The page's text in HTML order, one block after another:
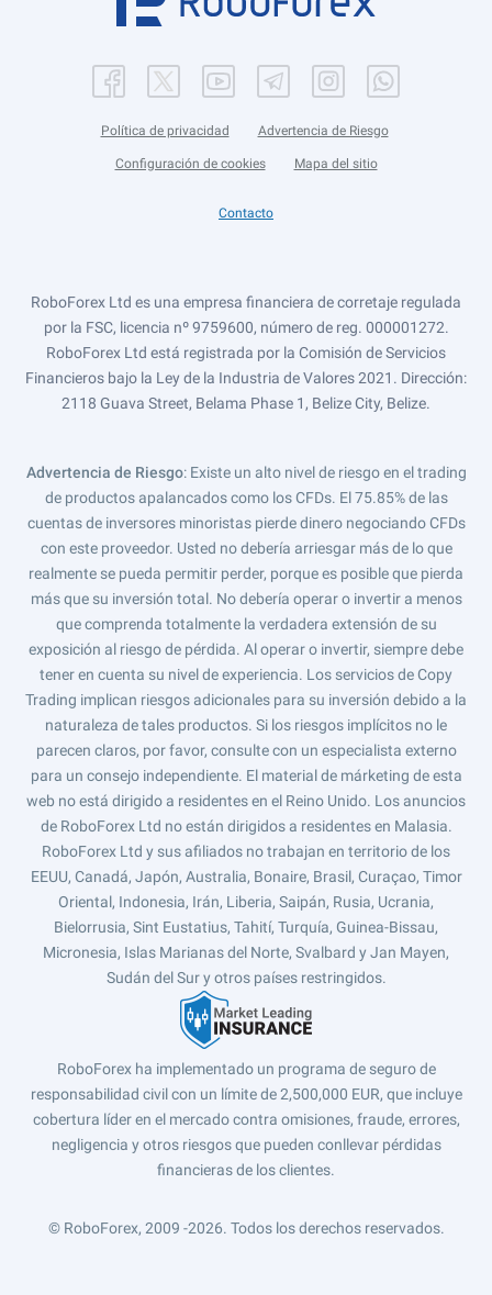
Política de privacidad Advertencia de Riesgo
Configuración de cookies Mapa del sitio
Contacto
RoboForex Ltd es una empresa financiera de corretaje regulada
por la FSC, licencia nº 9759600, número de reg. 000001272.
RoboForex Ltd está registrada por la Comisión de Servicios
Financieros bajo la Ley de la Industria de Valores 2021. Dirección:
2118 Guava Street, Belama Phase 1, Belize City, Belize.
Advertencia de Riesgo: Existe un alto nivel de riesgo en el trading
de productos apalancados como los CFDs. El 75.85% de las
cuentas de inversores minoristas pierde dinero negociando CFDs
con este proveedor. Usted no debería arriesgar más de lo que
realmente se pueda permitir perder, porque es posible que pierda
más que su inversión total. No debería operar o invertir a menos
que comprenda totalmente la verdadera extensión de su
exposición al riesgo de pérdida. Al operar o invertir, siempre debe
tener en cuenta su nivel de experiencia. Los servicios de Copy
Trading implican riesgos adicionales para su inversión debido a la
naturaleza de tales productos. Si los riesgos implícitos no le
parecen claros, por favor, consulte con un especialista externo
para un consejo independiente. El material de márketing de esta
web no está dirigido a residentes en el Reino Unido. Los anuncios
de RoboForex Ltd no están dirigidos a residentes en Malasia.
RoboForex Ltd y sus afiliados no trabajan en territorio de los
EEUU, Canadá, Japón, Australia, Bonaire, Brasil, Curaçao, Timor
Oriental, Indonesia, Irán, Liberia, Saipán, Rusia, Ucrania,
Bielorrusia, Sint Eustatius, Tahití, Turquía, Guinea-Bissau,
Micronesia, Islas Marianas del Norte, Svalbard y Jan Mayen,
Sudán del Sur y otros países restringidos.
RoboForex ha implementado un programa de seguro de
responsabilidad civil con un límite de 2,500,000 EUR, que incluye
cobertura líder en el mercado contra omisiones, fraude, errores,
negligencia y otros riesgos que pueden conllevar pérdidas
financieras de los clientes.
© RoboForex, 2009 -2026. Todos los derechos reservados.